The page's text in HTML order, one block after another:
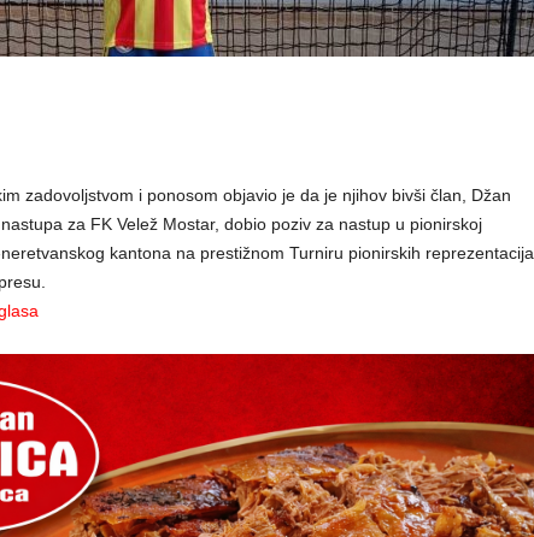
zadovoljstvom i ponosom objavio je da je njihov bivši član, Džan
za FK Velež Mostar, dobio poziv za nastup u pionirskoj
kantona na prestižnom Turniru pionirskih reprezentacija